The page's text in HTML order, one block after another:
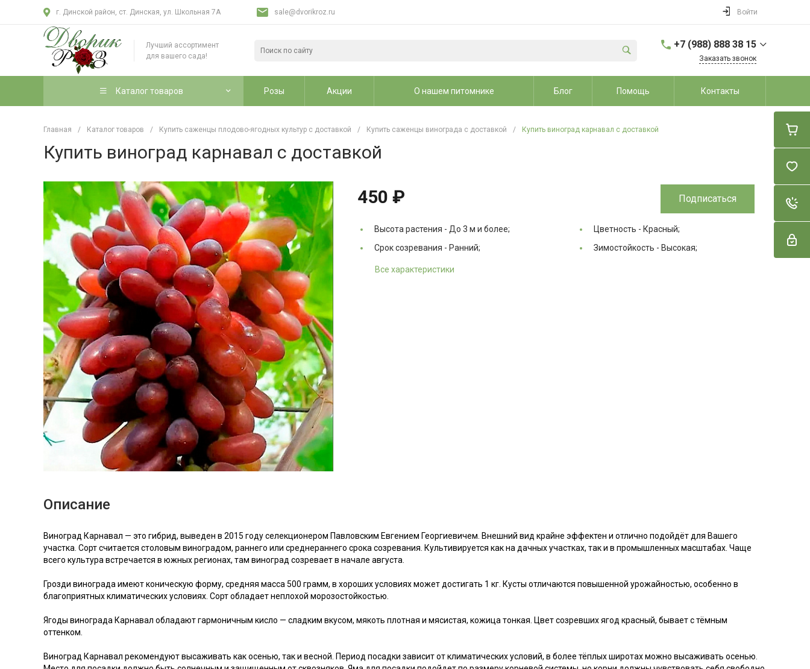
г. Динской район, ст. Динская, ул. Школьная 7А sale@dvorikroz.ru Войти
Лучший ассортимент
для вашего сада!
+7 (988) 888 38 15
г. Динской район, ст.
Заказать звонок
Каталог товаров Розы Акции О нашем питомнике Блог Помощь Контакты
Главная / Каталог товаров / Купить саженцы плодово-ягодных культур с доставкой / Купить саженцы винограда с доставкой / Купить виноград карнавал с доставкой
Купить виноград карнавал с доставкой
450 ₽ Подписаться
Высота растения - До 3 м и более; Цветность - Красный;
Срок созревания - Ранний; Зимостойкость - Высокая;
Все характеристики
Описание
Виноград Карнавал — это гибрид, выведен в 2015 году селекционером Павловским Евгением Георгиевичем. Внешний вид крайне эффектен и отлично подойдёт для Вашего
участка. Сорт считается столовым виноградом, раннего или среднераннего срока созревания. Культивируется как на дачных участках, так и в промышленных масштабах. Чаще
всего культура встречается в южных регионах, там виноград созревает в начале августа.
Грозди винограда имеют коническую форму, средняя масса 500 грамм, в хороших условиях может достигать 1 кг. Кусты отличаются повышенной урожайностью, особенно в
благоприятных климатических условиях. Сорт обладает неплохой морозостойкостью.
Ягоды винограда Карнавал обладают гармоничным кисло — сладким вкусом, мякоть плотная и мясистая, кожица тонкая. Цвет созревших ягод красный, бывает с тёмным
оттенком.
Виноград Карнавал рекомендуют высаживать как осенью, так и весной. Период посадки зависит от климатических условий, в более тёплых широтах можно высаживать осенью.